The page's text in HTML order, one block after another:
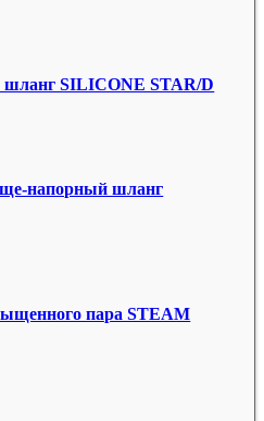
SILICONE STAR/D
напорный шланг
пара STEAM